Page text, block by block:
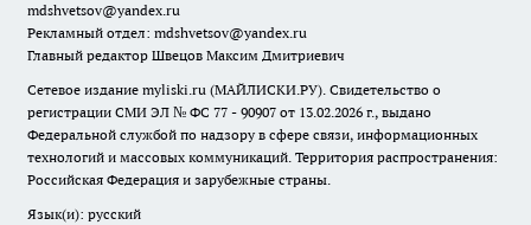
mdshvetsov@yandex.ru
Рекламный отдел: mdshvetsov@yandex.ru
Главный редактор Швецов Максим Дмитриевич
Сетевое издание myliski.ru (МАЙЛИСКИ.РУ). Свидетельство о
регистрации СМИ ЭЛ № ФС 77 - 90907 от 13.02.2026 г., выдано
Федеральной службой по надзору в сфере связи, информационных
технологий и массовых коммуникаций. Территория распространения:
Российская Федерация и зарубежные страны.
Язык(и): русский